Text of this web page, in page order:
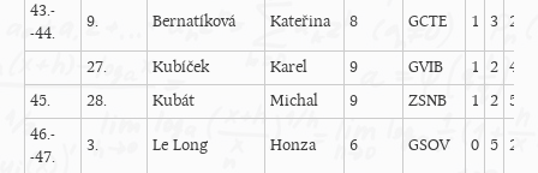
43.-
-44.
9. Bernatíková Kateřina 8 GCTE 1 3 2
27. Kubíček Karel 9 GVIB 1 2 4
45.
28. Kubát Michal 9 ZSNB 1 2 5
46.-
-47.
3. Le Long Honza 6 GSOV 0 5 2